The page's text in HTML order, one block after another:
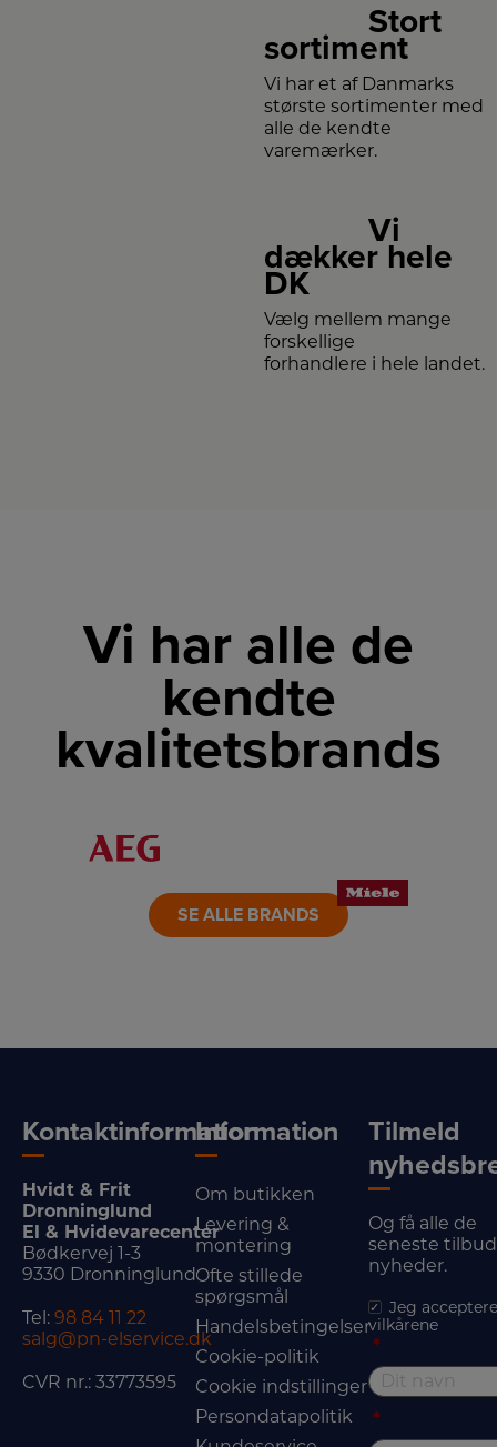
Stort
sortiment
Vi har et af Danmarks
største sortimenter med
alle de kendte
varemærker.
Vi
dækker hele
DK
Vælg mellem mange
forskellige
forhandlere i hele landet.
Vi har alle de
kendte
kvalitetsbrands
LINK
SE ALLE BRANDS
Kontaktinformation
Hvidt & Frit
Dronninglund
El & Hvidevarecenter
Bødkervej 1-3
9330 Dronninglund
Tel: 98 84 11 22
salg@pn-elservice.dk
CVR nr.: 33773595
Information
Om butikken
Levering &
montering
Ofte stillede
spørgsmål
Handelsbetingelser
Cookie-politik
Cookie indstillinger
Persondatapolitik
Tilmeld
Og få alle de
seneste
nyheder.
Jeg
vilkårene
*
*